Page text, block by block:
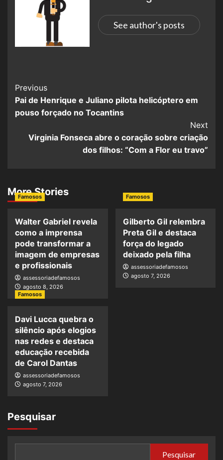
See author's posts
Previous
Pai de Henrique e Juliano pilota helicóptero em
pouso forçado no Tocantins
Next
Virginia Fonseca abre o coração sobre criação
dos filhos: “Com a Flor eu travo”
More Stories
Famosos
Walter Gabriel revela
como a imprensa
pode transformar a
imagem de empresas
e profissionais
assessoriadefamosos
agosto 8, 2026
Famosos
Gilberto Gil relembra
Preta Gil e destaca
força do legado
deixado pela filha
assessoriadefamosos
agosto 7, 2026
Famosos
Davi Lucca quebra o
silêncio após elogios
nas redes e destaca
educação recebida
de Carol Dantas
assessoriadefamosos
agosto 7, 2026
Pesquisar
Pesquisar